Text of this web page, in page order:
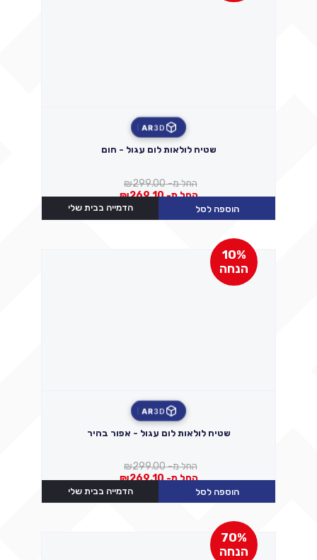
3D
AR
שטיח לולאות לום עגול - חום
החל מ- ₪299.00
החל מ-
₪269.10
הוספה לסל הדמייה בבית שלי
10%
הנחה
3D
AR
שטיח לולאות לום עגול - אפור בהיר
החל מ- ₪299.00
החל מ-
₪269.10
הוספה לסל הדמייה בבית שלי
70%
הנחה